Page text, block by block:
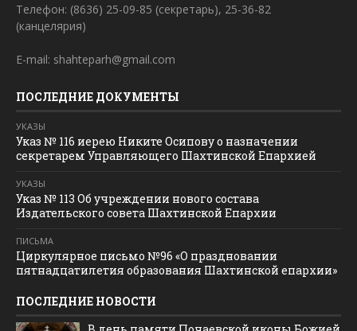
Телефон: (8636) 25-09-85 (секретарь), 25-36-82
(канцелярия)
E-mail: shahteparh@gmail.com
ПОСЛЕДНИЕ ДОКУМЕНТЫ
УКАЗЫ
Указ № 116 иерею Никите Осипову о назначении
секретарем Управляющего Шахтинской Епархией
УКАЗЫ
Указ № 113 Об учреждении нового состава
Издательского совета Шахтинской Епархии
ПИСЬМА
Циркулярное письмо №96 «О праздновании
пятнадцатилетия образования Шахтинской епархии»
ПОСЛЕДНИЕ НОВОСТИ